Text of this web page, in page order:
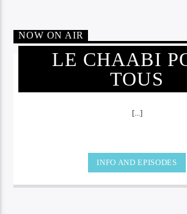
NOW ON AIR
LE CHAABI
TOUS
[...]
INFO AND EPISODES